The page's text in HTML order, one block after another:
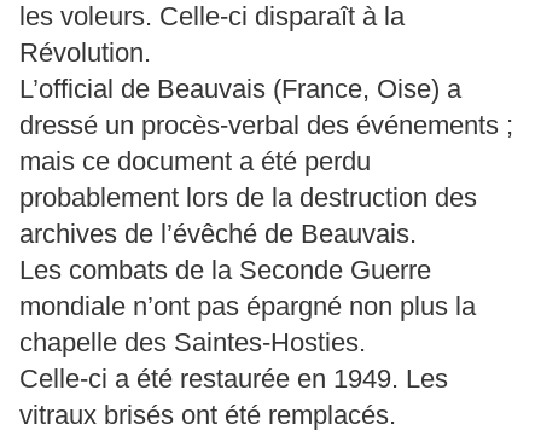
les voleurs. Celle-ci disparaît à la
Révolution.
L’official de Beauvais (France, Oise) a
dressé un procès-verbal des événements ;
mais ce document a été perdu
probablement lors de la destruction des
archives de l’évêché de Beauvais.
Les combats de la Seconde Guerre
mondiale n’ont pas épargné non plus la
chapelle des Saintes-Hosties.
Celle-ci a été restaurée en 1949. Les
vitraux brisés ont été remplacés.